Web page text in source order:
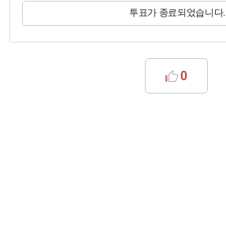
투표가 종료되었습니다.
0